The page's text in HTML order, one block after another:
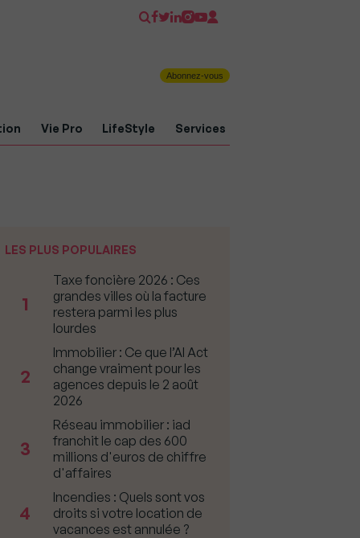
Abonnez-vous
Vie Pro LifeStyle Services
LES PLUS POPULAIRES
1
Taxe foncière 2026 : Ces
grandes villes où la facture
restera parmi les plus
lourdes
2
Immobilier : Ce que l’AI Act
change vraiment pour les
agences depuis le 2 août
2026
3
Réseau immobilier : iad
franchit le cap des 600
millions d'euros de chiffre
d'affaires
4
Incendies : Quels sont vos
droits si votre location de
vacances est annulée ?